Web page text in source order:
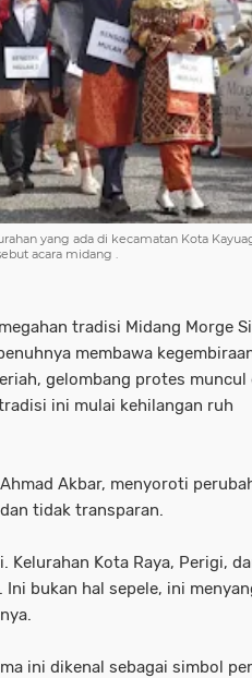
yang ada di kecamatan Kota
acara midang .
tradisi Midang Morge
membawa
gelombang protes muncul
ini mulai kehilangan ruh
Akbar, menyoroti
tidak transparan.
Kelurahan Kota Raya, Perigi,
bukan hal sepele, ini
ini dikenal sebagai simbol